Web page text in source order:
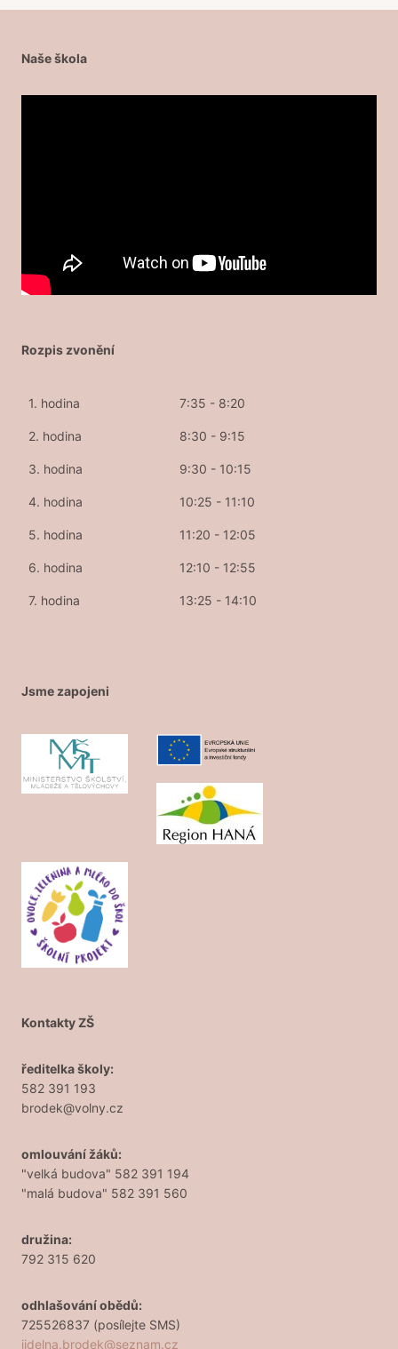
Naše škola
Rozpis zvonění
1. hodina 7:35 - 8:20
2. hodina 8:30 - 9:15
3. hodina 9:30 - 10:15
4. hodina 10:25 - 11:10
5. hodina 11:20 - 12:05
6. hodina 12:10 - 12:55
7. hodina 13:25 - 14:10
Jsme zapojeni
Kontakty ZŠ
ředitelka školy:
582 391 193
brodek@volny.cz
omlouvání žáků:
"velká budova" 582 391 194
"malá budova" 582 391 560
družina:
792 315 620
odhlašování obědů:
725526837 (posílejte SMS)
jidelna.brodek@seznam.cz